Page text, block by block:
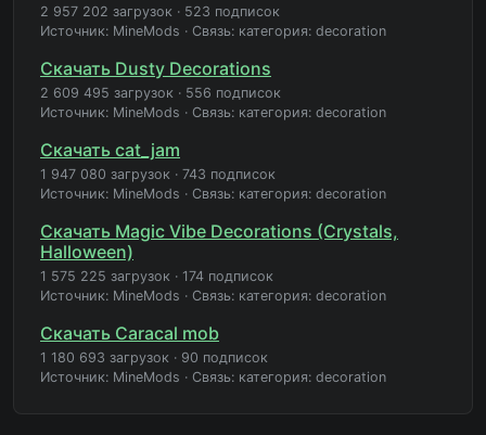
2 957 202 загрузок · 523 подписок
Источник: MineMods · Связь: категория: decoration
Скачать Dusty Decorations
2 609 495 загрузок · 556 подписок
Источник: MineMods · Связь: категория: decoration
Скачать cat_jam
1 947 080 загрузок · 743 подписок
Источник: MineMods · Связь: категория: decoration
Скачать Magic Vibe Decorations (Crystals,
Halloween)
1 575 225 загрузок · 174 подписок
Источник: MineMods · Связь: категория: decoration
Скачать Caracal mob
1 180 693 загрузок · 90 подписок
Источник: MineMods · Связь: категория: decoration